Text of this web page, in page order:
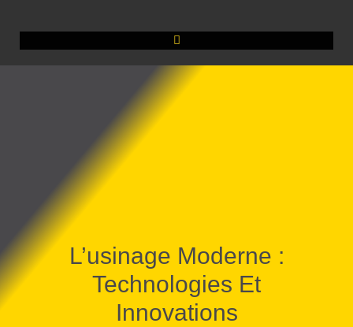
L’usinage Moderne :
Technologies Et
Innovations